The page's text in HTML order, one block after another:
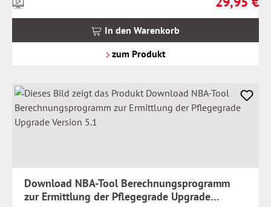
inkl.
In den Warenkorb
zum Produkt
Download NBA-Tool Berechnungsprogramm
zur Ermittlung der Pflegegrade Upgrade